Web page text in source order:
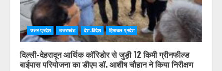
उत्तर प्रदेश उत्तराखंड देश-विदेश हिमाचल प्रदेश
दिल्ली-देहरादून आर्थिक कॉरिडोर से जुड़ी 12 किमी ग्रीनफील्ड
बाईपास परियोजना का डीएम डॉ. आशीष चौहान ने किया निरीक्षण